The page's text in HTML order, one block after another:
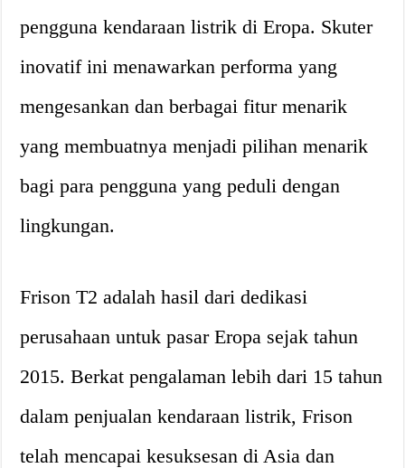
pengguna kendaraan listrik di Eropa. Skuter
inovatif ini menawarkan performa yang
mengesankan dan berbagai fitur menarik
yang membuatnya menjadi pilihan menarik
bagi para pengguna yang peduli dengan
lingkungan.
Frison T2 adalah hasil dari dedikasi
perusahaan untuk pasar Eropa sejak tahun
2015. Berkat pengalaman lebih dari 15 tahun
dalam penjualan kendaraan listrik, Frison
telah mencapai kesuksesan di Asia dan